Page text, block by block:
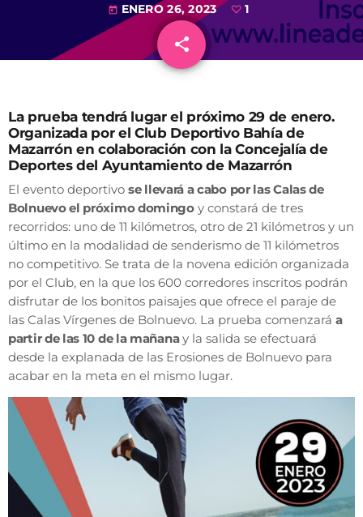
today ENERO 26, 2023 1
share
email
La prueba tendrá lugar el próximo 29 de enero.
Organizada por el Club Deportivo Bahía de
Mazarrón en colaboración con la Concejalía de
Deportes del Ayuntamiento de Mazarrón
El evento deportivo se llevará a cabo por las Calas de
Bolnuevo el próximo domingoy constará de tres
recorridos: uno de 11 kilómetros, otro de 21 kilómetros y un
último en la modalidad de senderismo de 11 kilómetros
no competitivo. Se trata de la novena edición organizada
por el Club, en la que los 600 corredores inscritos podrán
disfrutar de los bonitos paisajes que ofrece el paraje de
las Calas Vírgenes de Bolnuevo. La prueba comenzará a
partir de las 10 de la mañanay la salida se efectuará
desde la explanada de las Erosiones de Bolnuevo para
acabar en la meta en el mismo lugar.